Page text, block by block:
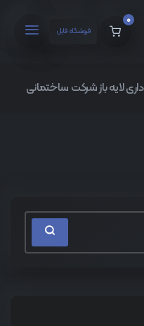
0
فروشگاه فایل
لایه باز شرکت ساختمانی